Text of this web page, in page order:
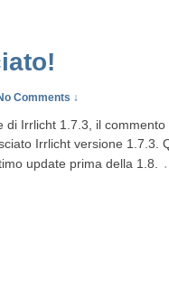
Comments ↓
di Irrlicht 1.7.3, il
Irrlicht versione 1.7.3.
update prima della 1.8.